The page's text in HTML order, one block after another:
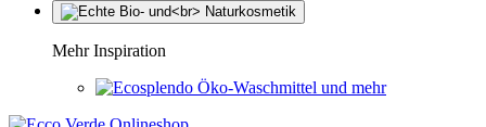
Mehr Inspiration
Öko-Waschmittel und mehr